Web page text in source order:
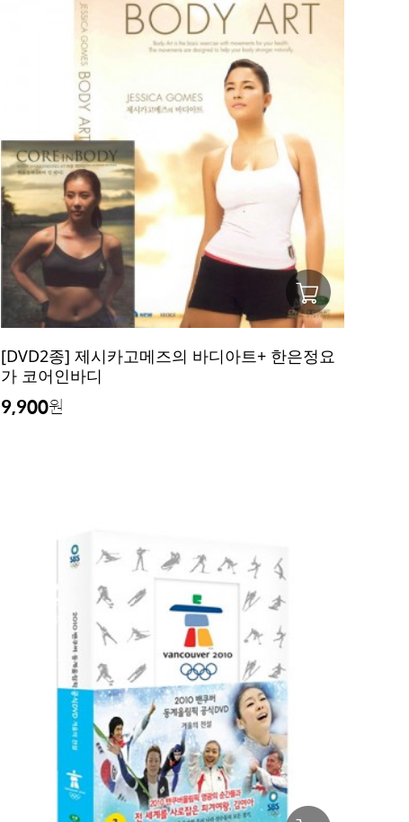
[DVD2종] 제시카고메즈의 바디아트+ 한은정요
가 코어인바디
9,900원